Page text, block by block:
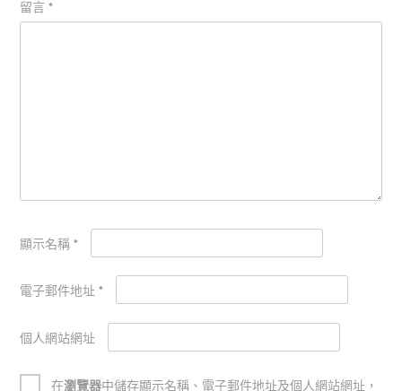
留言 *
顯示名稱 *
電子郵件地址 *
個人網站網址
在瀏覽器中儲存顯示名稱、電子郵件地址及個人網站網址，